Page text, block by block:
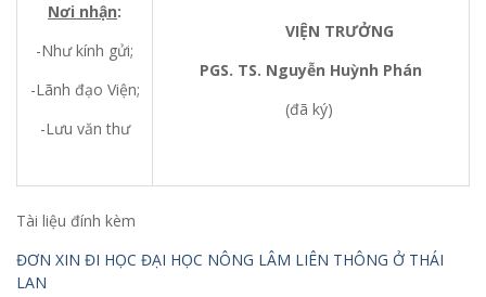
Nơi nhận:
-Như kính gửi;
-Lãnh đạo Viện;
-Lưu văn thư
VIỆN TRƯỞNG
PGS. TS. Nguyễn Huỳnh Phán
(đã ký)
Tài liệu đính kèm
ĐƠN XIN ĐI HỌC ĐẠI HỌC NÔNG LÂM LIÊN THÔNG Ở THÁI
LAN